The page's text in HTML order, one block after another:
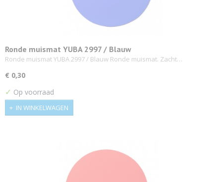
Ronde muismat YUBA 2997 / Blauw
Ronde muismat YUBA 2997 / Blauw Ronde muismat. Zacht…
€ 0,30
✓ Op voorraad
IN WINKELWAGEN